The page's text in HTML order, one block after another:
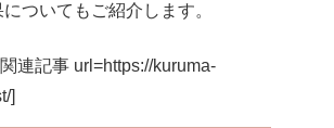
ついてもご紹介します。
連記事 url=https://kuruma-
]